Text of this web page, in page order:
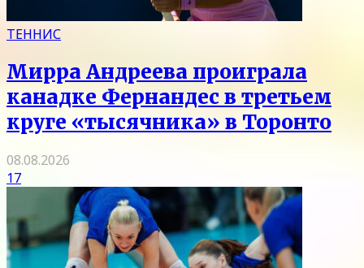
ТЕННИС
Мирра Андреева проиграла
канадке Фернандес в третьем
круге «тысячника» в Торонто
08.08.2026
17